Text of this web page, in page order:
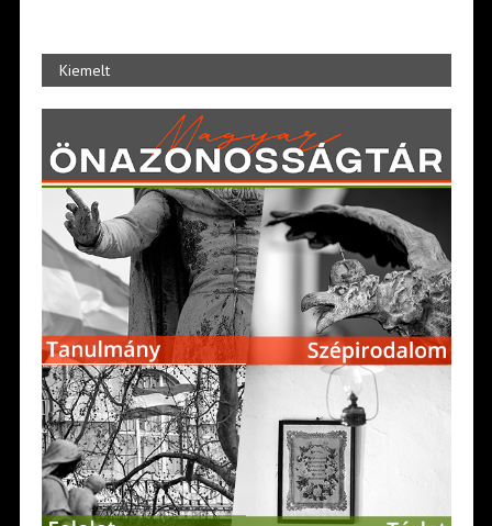
Kiemelt